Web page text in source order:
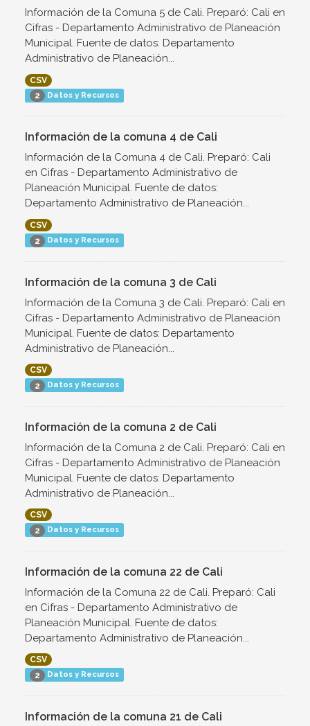
Información de la Comuna 5 de Cali. Preparó: Cali en
Cifras - Departamento Administrativo de Planeación
Municipal. Fuente de datos: Departamento
Administrativo de Planeación...
CSV
2 Datos y Recursos
Información de la comuna 4 de Cali
Información de la Comuna 4 de Cali. Preparó: Cali
en Cifras - Departamento Administrativo de
Planeación Municipal. Fuente de datos:
Departamento Administrativo de Planeación...
CSV
2 Datos y Recursos
Información de la comuna 3 de Cali
Información de la Comuna 3 de Cali. Preparó: Cali en
Cifras - Departamento Administrativo de Planeación
Municipal. Fuente de datos: Departamento
Administrativo de Planeación...
CSV
2 Datos y Recursos
Información de la comuna 2 de Cali
Información de la Comuna 2 de Cali. Preparó: Cali en
Cifras - Departamento Administrativo de Planeación
Municipal. Fuente de datos: Departamento
Administrativo de Planeación...
CSV
2 Datos y Recursos
Información de la comuna 22 de Cali
Información de la Comuna 22 de Cali. Preparó: Cali
en Cifras - Departamento Administrativo de
Planeación Municipal. Fuente de datos:
Departamento Administrativo de Planeación...
CSV
2 Datos y Recursos
Información de la comuna 21 de Cali